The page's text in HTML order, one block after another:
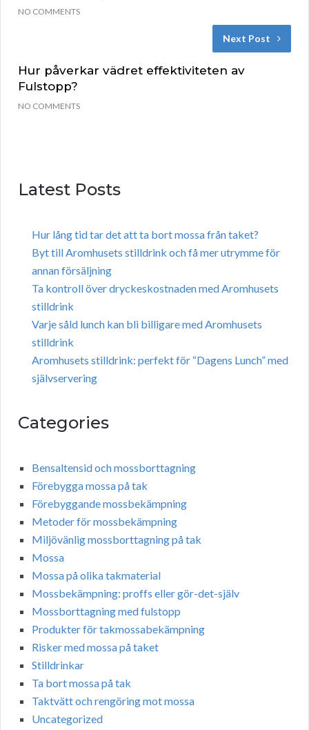
NO COMMENTS
Next Post
Hur påverkar vädret effektiviteten av
Fulstopp?
NO COMMENTS
Latest Posts
Hur lång tid tar det att ta bort mossa från taket?
Byt till Aromhusets stilldrink och få mer utrymme för
annan försäljning
Ta kontroll över dryckeskostnaden med Aromhusets
stilldrink
Varje såld lunch kan bli billigare med Aromhusets
stilldrink
Aromhusets stilldrink: perfekt för “Dagens Lunch” med
självservering
Categories
Bensaltensid och mossborttagning
Förebygga mossa på tak
Förebyggande mossbekämpning
Metoder för mossbekämpning
Miljövänlig mossborttagning på tak
Mossa
Mossa på olika takmaterial
Mossbekämpning: proffs eller gör-det-själv
Mossborttagning med fulstopp
Produkter för takmossabekämpning
Risker med mossa på taket
Stilldrinkar
Ta bort mossa på tak
Taktvätt och rengöring mot mossa
Uncategorized